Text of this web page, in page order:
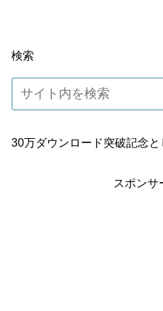
検索
30万ダウンロード突破記念
スポンサ